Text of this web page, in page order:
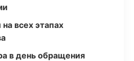
всех этапах
в день обращения